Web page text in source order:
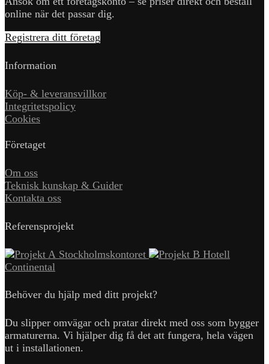
online när det passar dig.
Registrera ditt företag
Information
Köp- & leveransvillkor
Integritetspolicy
Cookies
Företaget
Om oss
Teknisk kunskap & Guider
Kontakta oss
Referensprojekt
Stockholmskontoret
Hotell
Continental
Behöver du hjälp med ditt projekt?
Du slipper omvägar och pratar direkt med oss som bygger
armaturerna. Vi hjälper dig få det att fungera, hela vägen
ut i installationen.